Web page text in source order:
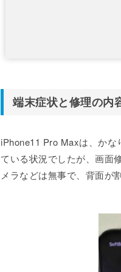
端末症状と修理の内
iPhone11 Pro Maxは、か
ている状況でしたが、画面
メラなどは無事で、背面が